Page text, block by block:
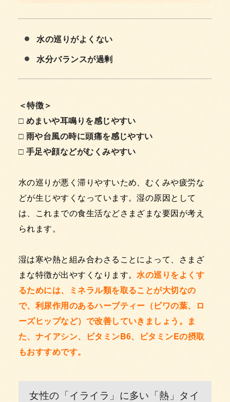
水の巡りがよくない
水分バランスが過剰
＜特徴＞
□ めまいや耳鳴りを感じやすい
□ 雨や台風の時に頭痛を感じやすい
□ 手足や顔などがむくみやすい
水の巡りが悪く滞りやすいため、むくみや疲労な
どが生じやすくなっています。湿の原因として
は、これまでの食生活などさまざまな要因が考え
られます。
湿は寒や熱と組み合わさることによって、さまざ
まな特徴が出やすくなります。水の巡りをよくす
るためには、ミネラル類を取ることが大切なの
で、利尿作用のあるハーブティー（ビワの葉、ロ
ーズヒップなど）で改善していきましょう。ま
た、ナイアシン、ビタミンB6、ビタミンEの摂取
もおすすめです。
女性の「イライラ」に多い「熱」タイ